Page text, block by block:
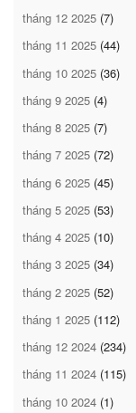
tháng 12 2025 (7)
tháng 11 2025 (44)
tháng 10 2025 (36)
tháng 9 2025 (4)
tháng 8 2025 (7)
tháng 7 2025 (72)
tháng 6 2025 (45)
tháng 5 2025 (53)
tháng 4 2025 (10)
tháng 3 2025 (34)
tháng 2 2025 (52)
tháng 1 2025 (112)
tháng 12 2024 (234)
tháng 11 2024 (115)
tháng 10 2024 (1)